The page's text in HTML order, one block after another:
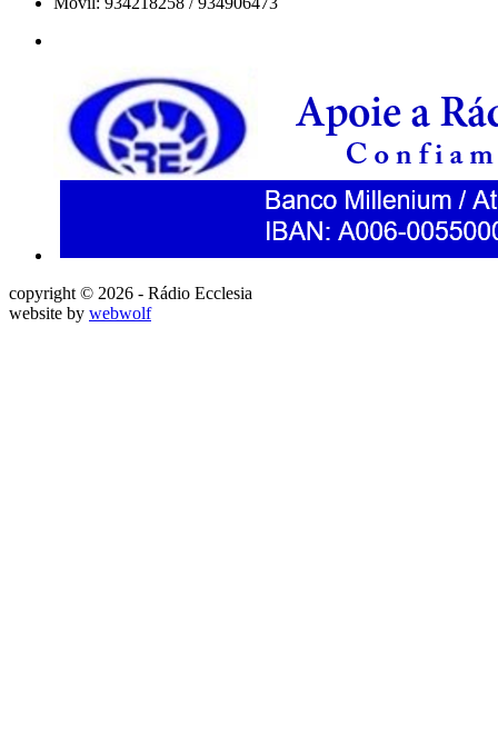
copyright © 2026 - Rádio Ecclesia
website by webwolf